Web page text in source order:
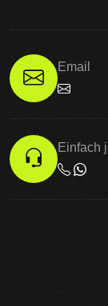
Email
Einfach